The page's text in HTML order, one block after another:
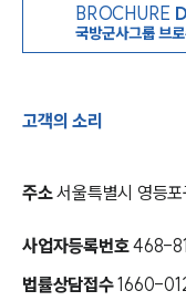
BROCHURE
국방군사그룹 브
고객의 소리
주소서울특별시 영등
사업자등록번호468-
법률상담접수1660-